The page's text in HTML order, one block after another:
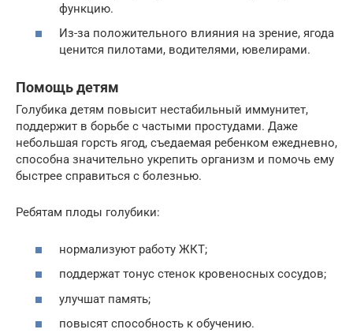
функцию.
Из-за положительного влияния на зрение, ягода
ценится пилотами, водителями, ювелирами.
Помощь детям
Голубика детям повысит нестабильный иммунитет,
поддержит в борьбе с частыми простудами. Даже
небольшая горсть ягод, съедаемая ребенком ежедневно,
способна значительно укрепить организм и помочь ему
быстрее справиться с болезнью.
Ребятам плоды голубики:
нормализуют работу ЖКТ;
поддержат тонус стенок кровеносных сосудов;
улучшат память;
повысят способность к обучению.